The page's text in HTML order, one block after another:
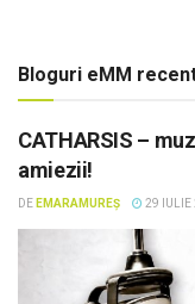
Bloguri eMM
CATHARSIS –
amiezii!
DE EMARAMUREȘ 29 IULIE